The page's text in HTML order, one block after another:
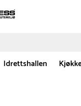
Idrettshallen